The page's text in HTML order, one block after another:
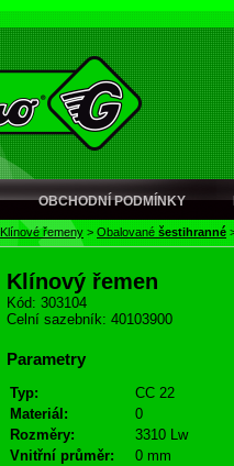
OBCHODNÍ PODMÍNKY
Klínové řemeny > Obalované šestihranné
Klínový řemen
Kód: 303104
Celní sazebník: 40103900
Parametry
Typ:
CC 22
Materiál:
0
Rozměry:
3310 Lw
Vnitřní průměr:
0 mm